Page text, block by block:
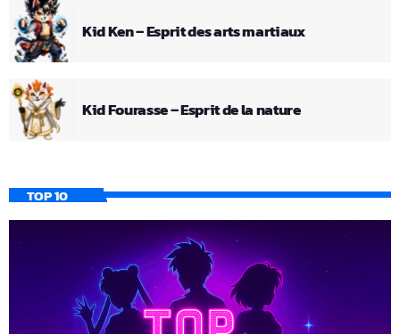
Kid Ken – Esprit des arts martiaux
Kid Fourasse – Esprit de la nature
TOP 10